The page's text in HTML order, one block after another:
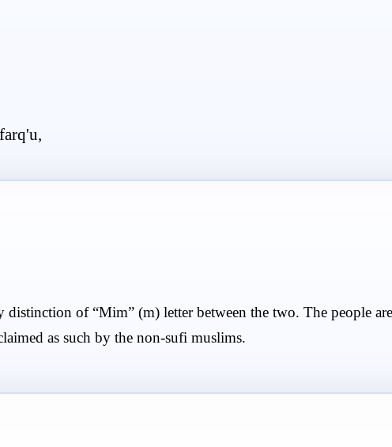
of “Mim” (m) letter between the two. The people
as such by the non-sufi muslims.